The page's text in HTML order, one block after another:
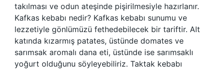
takılması ve odun ateşinde pişirilmesiyle hazırlanır.
Kafkas kebabı nedir? Kafkas kebabı sunumu ve
lezzetiyle gönlümüzü fethedebilecek bir tariftir. Alt
katında kızarmış patates, üstünde domates ve
sarımsak aromalı dana eti, üstünde ise sarımsaklı
yoğurt olduğunu söyleyebiliriz. Taktak kebabı